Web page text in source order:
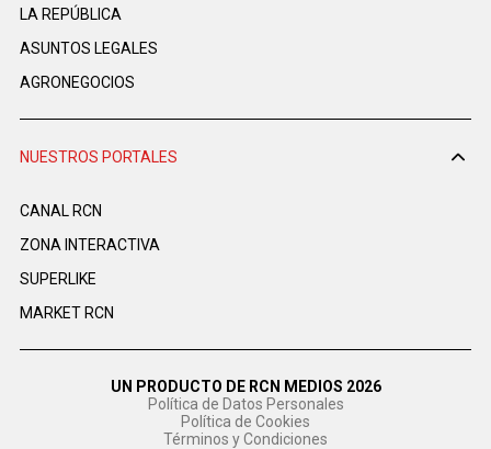
LA REPÚBLICA
ASUNTOS LEGALES
AGRONEGOCIOS
NUESTROS PORTALES
CANAL RCN
ZONA INTERACTIVA
SUPERLIKE
MARKET RCN
UN PRODUCTO DE RCN MEDIOS 2026
Política de Datos Personales
Política de Cookies
Términos y Condiciones